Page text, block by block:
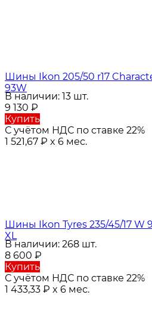
Шины Ikon 205/50 r17
93W
В наличии: 13 шт.
9 130 ₽
Купить
С учётом НДС по ставке 22%
1 521,67 ₽ x 6 мес.
Шины Ikon Tyres 235/45/17 W
XL
В наличии: 268 шт.
8 600 ₽
Купить
С учётом НДС по ставке 22%
1 433,33 ₽ x 6 мес.